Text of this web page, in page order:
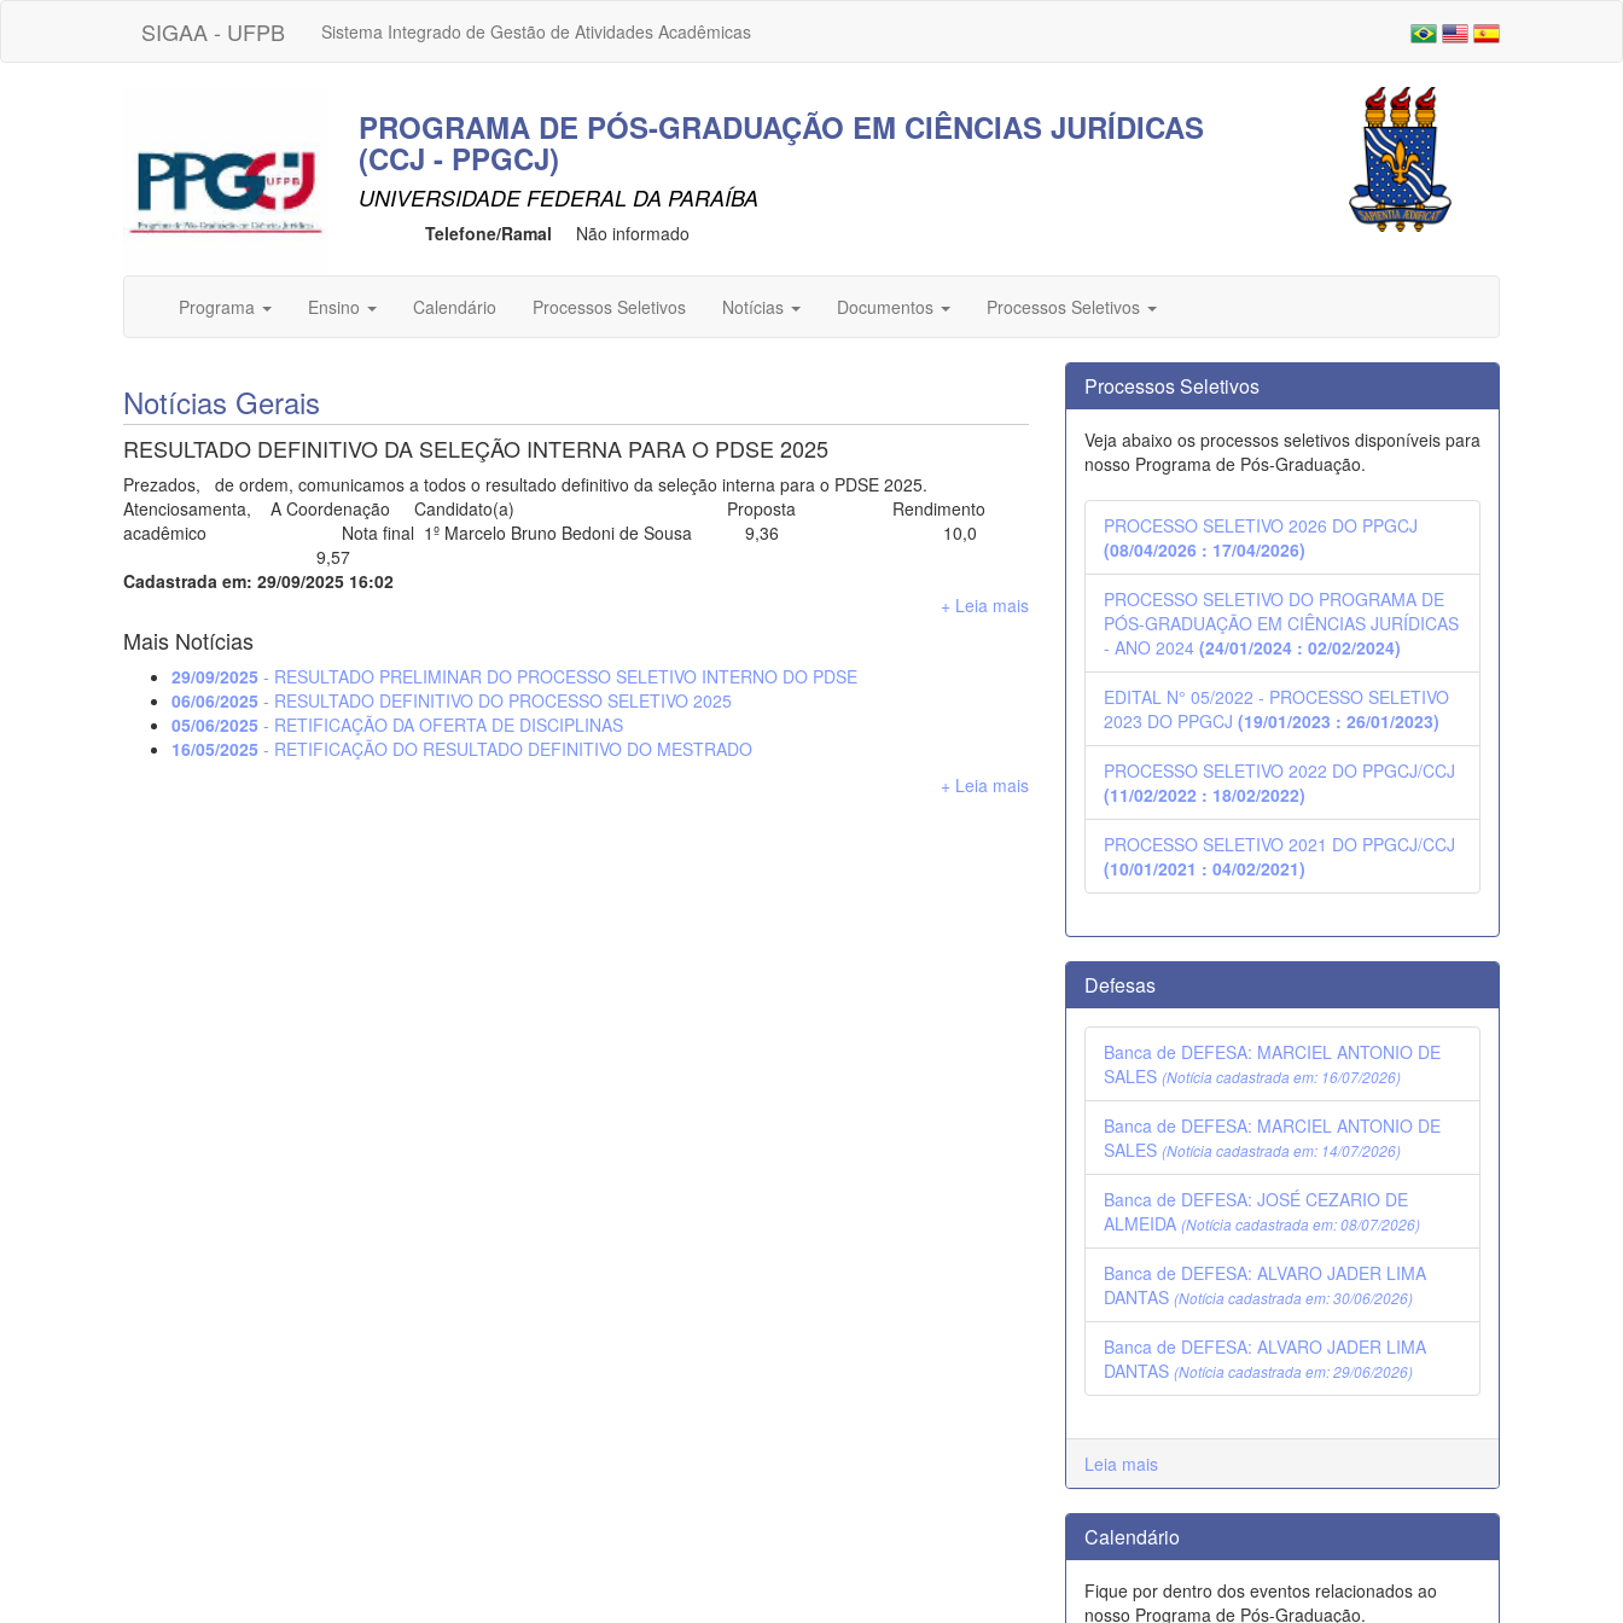
SIGAA - UFPB Sistema Integrado de Gestão de Atividades Acadêmicas
PROGRAMA DE PÓS-GRADUAÇÃO EM CIÊNCIAS JURÍDICAS
(CCJ - PPGCJ)
UNIVERSIDADE FEDERAL DA PARAÍBA
Telefone/Ramal Não informado
Programa Ensino Calendário Processos Seletivos Notícias Documentos Processos Seletivos
Notícias Gerais
RESULTADO DEFINITIVO DA SELEÇÃO INTERNA PARA O PDSE 2025
Prezados, de ordem, comunicamos a todos o resultado definitivo da seleção interna para o PDSE 2025.
Atenciosamenta, A Coordenação Candidato(a) Proposta Rendimento
acadêmico Nota final 1º Marcelo Bruno Bedoni de Sousa 9,36 10,0
9,57
Cadastrada em: 29/09/2025 16:02
+ Leia mais
Mais Notícias
29/09/2025 - RESULTADO PRELIMINAR DO PROCESSO SELETIVO INTERNO DO PDSE
06/06/2025 - RESULTADO DEFINITIVO DO PROCESSO SELETIVO 2025
05/06/2025 - RETIFICAÇÃO DA OFERTA DE DISCIPLINAS
16/05/2025 - RETIFICAÇÃO DO RESULTADO DEFINITIVO DO MESTRADO
+ Leia mais
Processos Seletivos
Veja abaixo os processos seletivos disponíveis para
nosso Programa de Pós-Graduação.
PROCESSO SELETIVO 2026 DO PPGCJ
(08/04/2026 : 17/04/2026)
PROCESSO SELETIVO DO PROGRAMA DE
PÓS-GRADUAÇÃO EM CIÊNCIAS JURÍDICAS
- ANO 2024 (24/01/2024 : 02/02/2024)
EDITAL N° 05/2022 - PROCESSO SELETIVO
2023 DO PPGCJ (19/01/2023 : 26/01/2023)
PROCESSO SELETIVO 2022 DO PPGCJ/CCJ
(11/02/2022 : 18/02/2022)
PROCESSO SELETIVO 2021 DO PPGCJ/CCJ
(10/01/2021 : 04/02/2021)
Defesas
Banca de DEFESA: MARCIEL ANTONIO DE
SALES (Notícia cadastrada em: 16/07/2026)
Banca de DEFESA: MARCIEL ANTONIO DE
SALES (Notícia cadastrada em: 14/07/2026)
Banca de DEFESA: JOSÉ CEZARIO DE
ALMEIDA (Notícia cadastrada em: 08/07/2026)
Banca de DEFESA: ALVARO JADER LIMA
DANTAS (Notícia cadastrada em: 30/06/2026)
Banca de DEFESA: ALVARO JADER LIMA
DANTAS (Notícia cadastrada em: 29/06/2026)
Leia mais
Calendário
Fique por dentro dos eventos relacionados ao
nosso Programa de Pós-Graduação.